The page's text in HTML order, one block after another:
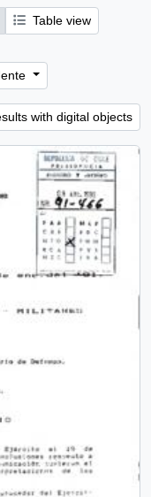
Table view
with digital objects